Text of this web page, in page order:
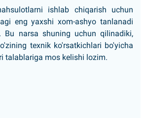
ishlab chiqarish uchun
eng yaxshi xom-ashyo tanlanadi
Bu narsa shuning uchun qilinadiki,
texnik ko'rsatkichlari bo'yicha
talablariga mos kelishi lozim.